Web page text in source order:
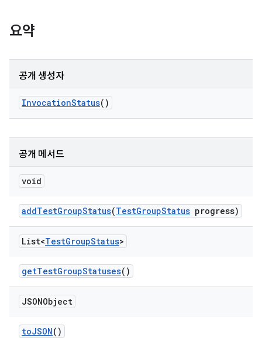
요약
공개 생성자
InvocationStatus()
공개 메서드
void
addTestGroupStatus(TestGroupStatus progress)
List<TestGroupStatus>
getTestGroupStatuses()
JSONObject
toJSON()